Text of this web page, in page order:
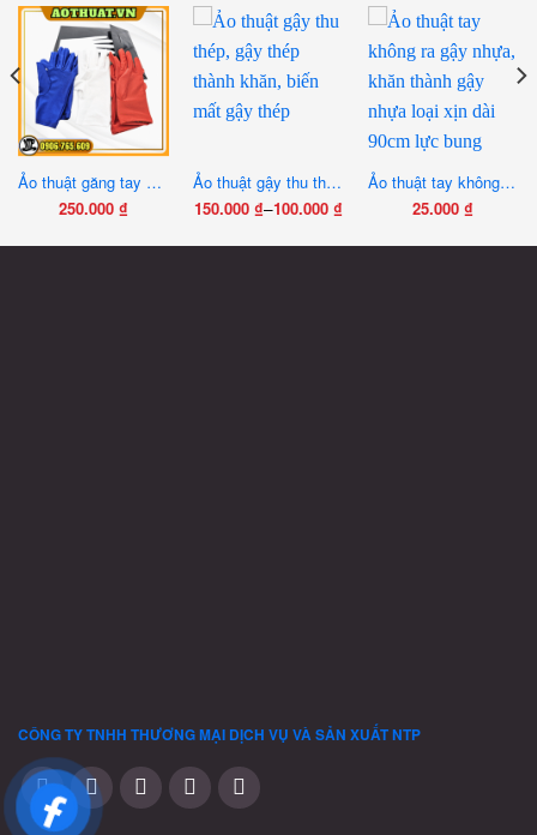
Ảo thuật găng tay đổi màu
250.000 ₫
Ảo thuật gậy thu thép, gậy thép thành khăn, biến mất gậy thép
100.000 ₫
–
150.000 ₫
Khoảng
giá:
Ảo thuật tay không ra gậy nhựa, khăn thành gậy nhựa loại xịn dài 90cm lực bung nhanh mạnh
25.000₫
CÔNG TY TNHH THƯƠNG MẠI DỊCH VỤ VÀ SẢN XUẤTNTP